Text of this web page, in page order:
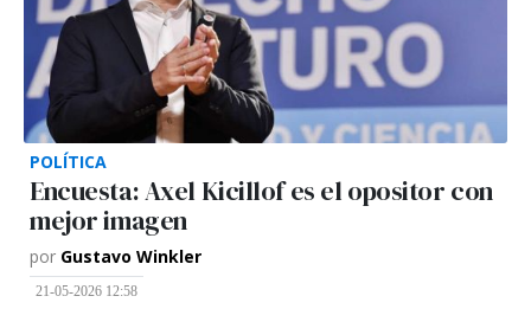
POLÍTICA
Encuesta: Axel Kicillof es el opositor con
mejor imagen
por Gustavo Winkler
21-05-2026 12:58